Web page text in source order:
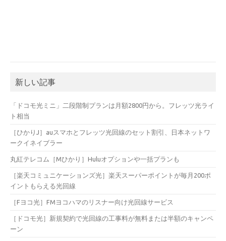
新しい記事
「ドコモ光ミニ」二段階制プランは月額2800円から。フレッツ光ライ
ト相当
［ひかりJ］auスマホとフレッツ光回線のセット割引、日本ネットワ
ークイネイブラー
丸紅テレコム［Mひかり］Huluオプションや一括プランも
［楽天コミュニケーションズ光］楽天スーパーポイントが毎月200ポ
イントもらえる光回線
［Fヨコ光］FMヨコハマのリスナー向け光回線サービス
［ドコモ光］新規契約で光回線の工事料が無料または半額のキャンペ
ーン